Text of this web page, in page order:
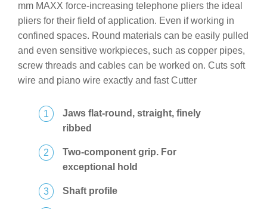
mm MAXX force-increasing telephone pliers the ideal
pliers for their field of application. Even if working in
confined spaces. Round materials can be easily pulled
and even sensitive workpieces, such as copper pipes,
screw threads and cables can be worked on. Cuts soft
wire and piano wire exactly and fast Cutter
Jaws flat-round, straight, finely
ribbed
Two-component grip. For
exceptional hold
Shaft profile